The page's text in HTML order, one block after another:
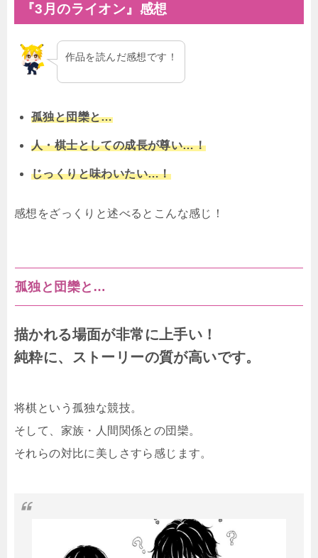
『3月のライオン』感想
作品を読んだ感想です！
孤独と団欒と…
人・棋士としての成長が尊い…！
じっくりと味わいたい…！
感想をざっくりと述べるとこんな感じ！
孤独と団欒と…
描かれる場面が非常に上手い！
純粋に、ストーリーの質が高いです。
将棋という孤独な競技。
そして、家族・人間関係との団欒。
それらの対比に美しさすら感じます。